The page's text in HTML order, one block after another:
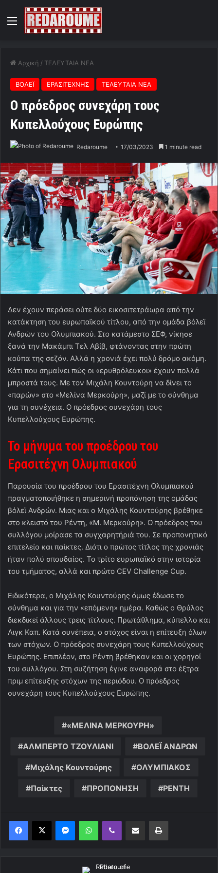
Menu
Αρχική / ΤΕΛΕΥΤΑΙΑ ΝΕΑ
ΒΟΛΕΪ ΕΡΑΣΙΤΕΧΝΗΣ ΤΕΛΕΥΤΑΙΑ ΝΕΑ
Ο πρόεδρος συνεχάρη τους
Κυπελλούχους Ευρώπης
Redaroume 17/03/2023 1 minute read
Δεν έχουν περάσει ούτε δύο εικοσιτετράωρα από την
κατάκτηση του ευρωπαϊκού τίτλου, από την ομάδα βόλεϊ
Ανδρών του Ολυμπιακού. Στο κατάμεστο ΣΕΦ, νίκησε
ξανά την Μακάμπι Τελ Αβίβ, φτάνοντας στην πρώτη
κούπα της σεζόν. Αλλά η χρονιά έχει πολύ δρόμο ακόμη.
Κάτι που σημαίνει πώς οι «ερυθρόλευκοι» έχουν πολλά
μπροστά τους. Με τον Μιχάλη Κουντούρη να δίνει το
«παρών» στο «Μελίνα Μερκούρη», μαζί με το σύνθημα
για τη συνέχεια. Ο πρόεδρος συνεχάρη τους
Κυπελλούχους Ευρώπης.
Το μήνυμα του προέδρου του
Ερασιτέχνη Ολυμπιακού
Παρουσία του προέδρου του Ερασιτέχνη Ολυμπιακού
πραγματοποιήθηκε η σημερινή προπόνηση της ομάδας
βόλεϊ Ανδρών. Μιας και ο Μιχάλης Κουντούρης βρέθηκε
στο κλειστό του Ρέντη, «Μ. Μερκούρη». Ο πρόεδρος του
συλλόγου μοίρασε τα συγχαρητήριά του. Σε προπονητικό
επιτελείο και παίκτες. Διότι ο πρώτος τίτλος της χρονιάς
ήταν πολύ σπουδαίος. Το τρίτο ευρωπαϊκό στην ιστορία
του τμήματος, αλλά και πρώτο CEV Challenge Cup.
Ειδικότερα, ο Μιχάλης Κουντούρης όμως έδωσε το
σύνθημα και για την «επόμενη» ημέρα. Καθώς ο Θρύλος
διεκδικεί άλλους τρεις τίτλους. Πρωτάθλημα, κύπελλο και
Λιγκ Καπ. Κατά συνέπεια, ο στόχος είναι η επίτευξη όλων
των στόχων. Ο πρόεδρος συνεχάρη τους Κυπελλούχους
Ευρώπης. Επιπλέον, στο Ρέντη βρέθηκαν και οι χορηγοί
του συλλόγου. Στη συζήτηση έγινε αναφορά στο έξτρα
πριμ επίτευξης στόχων της περιόδου. Ο πρόεδρος
συνεχάρη τους Κυπελλούχους Ευρώπης.
«ΜΕΛΙΝΑ ΜΕΡΚΟΥΡΗ»
ΑΛΜΠΕΡΤΟ ΤΖΟΥΛΙΑΝΙ ΒΟΛΕΪ ΑΝΔΡΩΝ
Μιχάλης Κουντούρης ΟΛΥΜΠΙΑΚΟΣ
Παίκτες ΠΡΟΠΟΝΗΣΗ ΡΕΝΤΗ
MessengerWhatsAppViber Κοινοποίηση μέσω ηλεκτρονικού ταχυδρομείουΕκτύπωση